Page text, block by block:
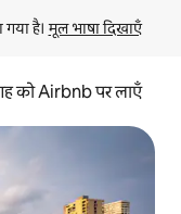
है। मूल भाषा दिखाएँ
को Airbnb पर लाएँ